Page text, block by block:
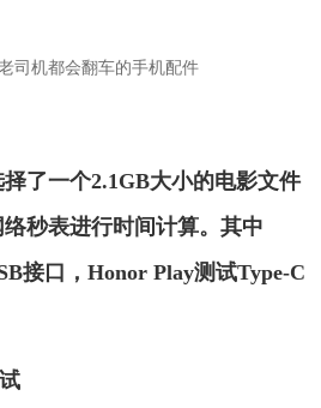
择了一个2.1GB大小的电影文件
秒表进行时间计算。其中
接口，Honor Play测试Type-C